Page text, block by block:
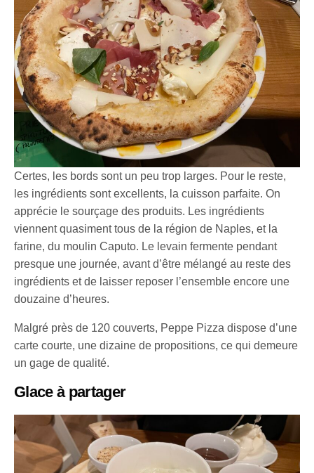
Certes, les bords sont un peu trop larges. Pour le reste,
les ingrédients sont excellents, la cuisson parfaite. On
apprécie le sourçage des produits. Les ingrédients
viennent quasiment tous de la région de Naples, et la
farine, du moulin Caputo. Le levain fermente pendant
presque une journée, avant d’être mélangé au reste des
ingrédients et de laisser reposer l’ensemble encore une
douzaine d’heures.
Malgré près de 120 couverts, Peppe Pizza dispose d’une
carte courte, une dizaine de propositions, ce qui demeure
un gage de qualité.
Glace à partager